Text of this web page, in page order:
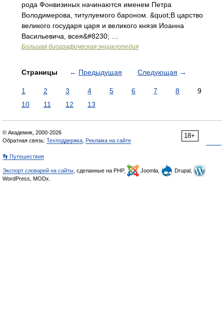
рода Фонвизиных начинаются именем Петра
Володимерова, титулуемого бароном. &quot;В царство
великого государя царя и великого князя Иоанна
Васильевича, всея&#8230; …
Большая биографическая энциклопедия
Страницы ← Предыдущая Следующая →
1 2 3 4 5 6 7 8
9
10
11 12 13
18+
© Академик, 2000-2026
Обратная связь: Техподдержка Реклама на сайте
👣 Путешествия
Экспорт словарей на сайты , сделанные на PHP, Joomla,
Drupal,
WordPress, MODx.